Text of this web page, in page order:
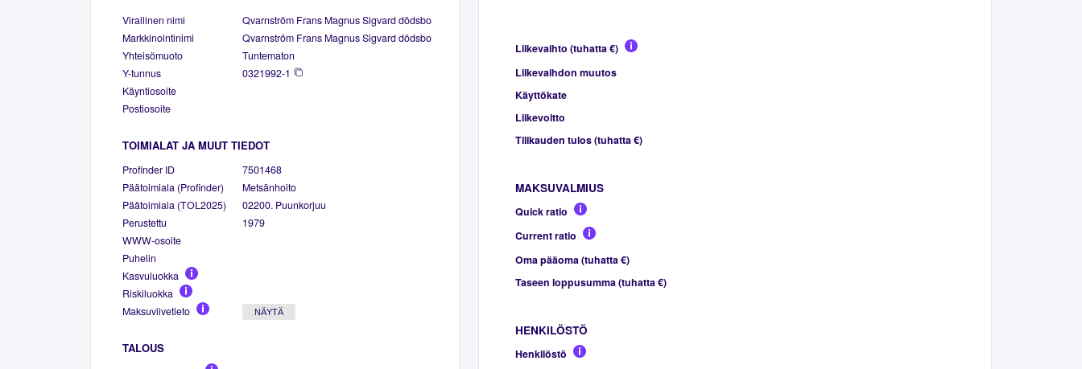
Virallinen nimi
Qvarnström Frans Magnus Sigvard dödsbo
Markkinointinimi
Qvarnström Frans Magnus Sigvard dödsbo
Yhteisömuoto
Tuntematon
Y-tunnus
0321992-1
Käyntiosoite
Postiosoite
TOIMIALAT JA MUUT TIEDOT
Profinder ID
7501468
Päätoimiala (Profinder)
Metsänhoito
Päätoimiala (TOL2025)
02200. Puunkorjuu
Perustettu
1979
WWW-osoite
Puhelin
Kasvuluokka
Riskiluokka
Maksuviivetieto
NÄYTÄ
TALOUS
Liikevaihto (tuhatta €)
Liikevaihdon muutos
Käyttökate
Liikevoitto
Tilikauden tulos (tuhatta €)
MAKSUVALMIUS
Quick ratio
Current ratio
Oma pääoma (tuhatta €)
Taseen loppusumma (tuhatta €)
HENKILÖSTÖ
Henkilöstö